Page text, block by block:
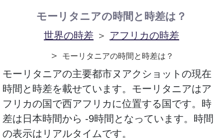
モーリタニアの時間と時差は？
世界の時差 ＞ アフリカの時差
＞
モーリタニアの時間と時差は？
モーリタニアの主要都市ヌアクショットの現在
時間と時差を載せています。モーリタニアはア
フリカの国で西アフリカに位置する国です。時
差は日本時間から -9時間となっています。時間
の表示はリアルタイムです。